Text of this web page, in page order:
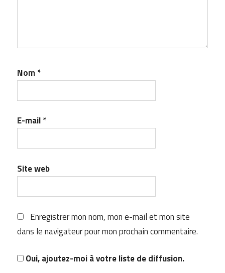
Nom*
E-mail*
Site web
Enregistrer mon nom, mon e-mail et mon site
dans le navigateur pour mon prochain commentaire.
Oui, ajoutez-moi à votre liste de diffusion.